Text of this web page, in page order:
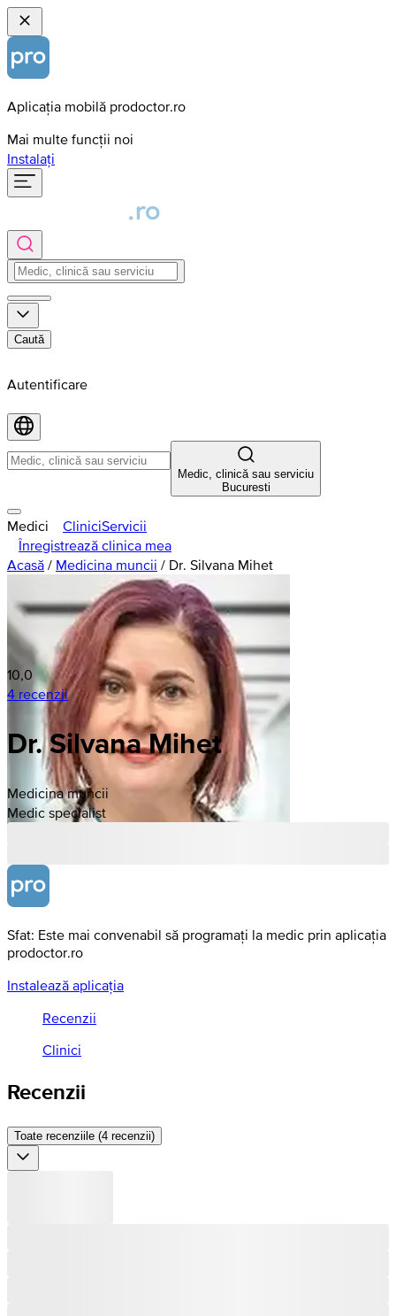
Aplicația mobilă prodoctor.ro
Mai multe funcții noi
Instalați
Caută
Autentificare
Medic, clinică sau serviciu
Bucuresti
Medici CliniciServicii
Înregistrează clinica mea
Acasă / Medicina muncii / Dr. Silvana Mihet
10,0
4 recenzii
Dr. Silvana Mihet
Medicina muncii
Medic specialist
Sfat: Este mai convenabil să programați la medic prin aplicația
prodoctor.ro
Instalează aplicația
Recenzii
Clinici
Recenzii
Toate recenziile (4 recenzii)